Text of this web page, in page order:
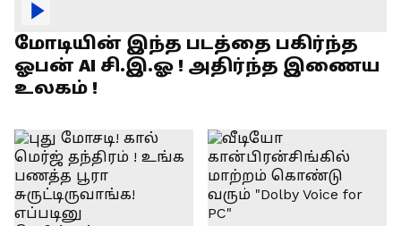
மோடியின் இந்த படத்தை பகிர்ந்த
ஓபன் AI சி.இ.ஓ ! அதிர்ந்த இணைய
உலகம் !